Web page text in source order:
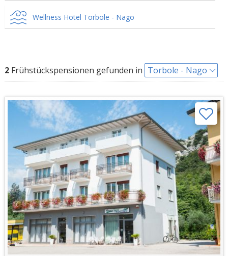
Wellness Hotel Torbole - Nago
2Frühstückspensionen gefunden in Torbole - Nago